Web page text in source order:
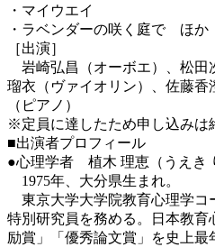
・マイウエイ
・ラベンダーの咲く庭で ほか
［出演］
岩崎弘昌（オーボエ）、松田
瑠衣（ヴァイオリン）、佐藤香
（ピアノ）
※定員に達したため申し込みは
■出演者プロフィール
●心理学者 植木 理恵（うえき
1975年、大分県生まれ。
東京大学大学院教育心理学コ
特別研究員を務める。日本教
励賞」「優秀論文賞」を史上